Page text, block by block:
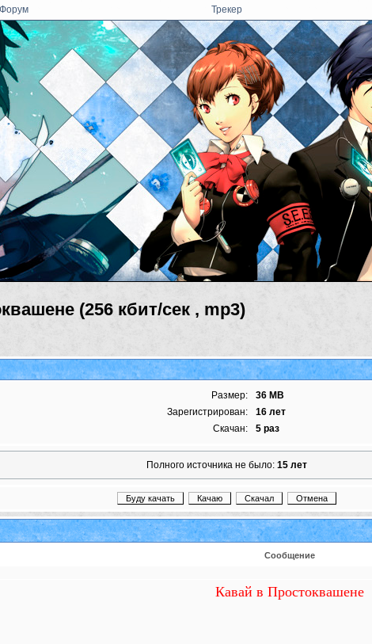
Форум Трекер
(256 кбит/сек , mp3)
Размер:
36 MB
Зарегистрирован:
16 лет
Скачан:
5 раз
Полного источника не было: 15 лет
Сообщение
Кавай в Простоквашене